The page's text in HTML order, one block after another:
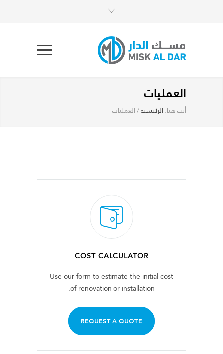
العمليات
أنت هنا: الرئيسية/العمليات
COST CALCULATOR
Use our form to estimate the initial cost
of renovation or installation.
REQUEST A QUOTE